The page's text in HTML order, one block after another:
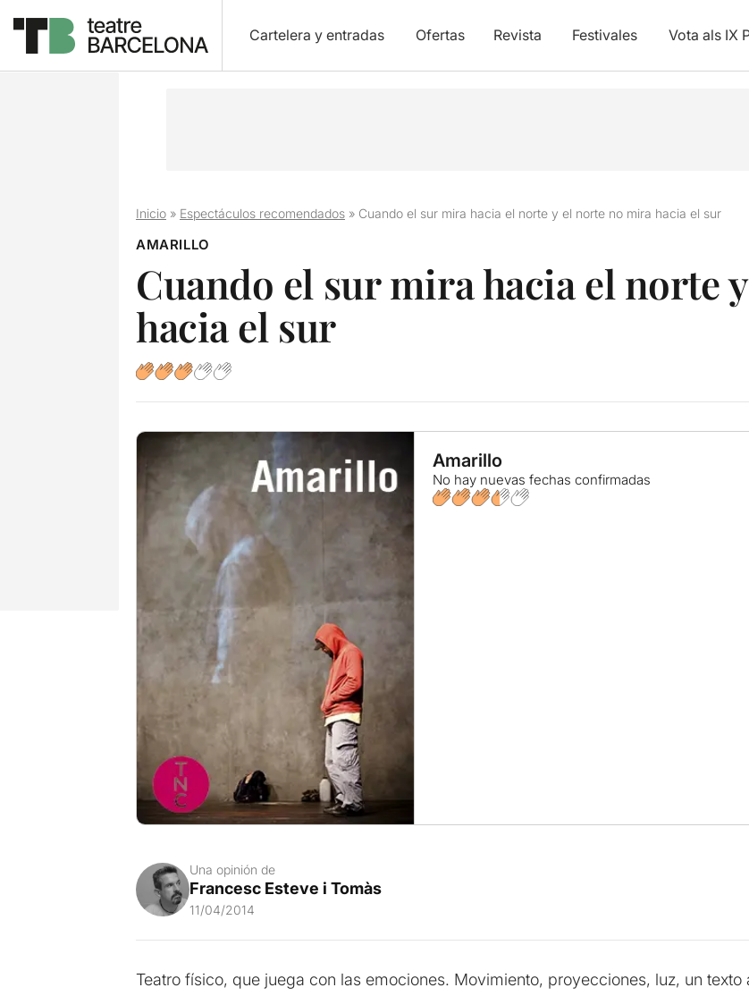
Cartelera y entradas Ofertas Revista Festivales Vota als IX
Inicio» Espectáculos recomendados» Cuando el sur mira hacia el norte y el norte no mira hacia el sur
AMARILLO
Cuando el sur mira hacia el norte
hacia el sur
Amarillo
No hay nuevas fechas confirmadas
Una opinión de
Francesc Esteve i Tomàs
11/04/2014
Teatro físico, que juega con las emociones. Movimiento, proyecciones, luz, un texto